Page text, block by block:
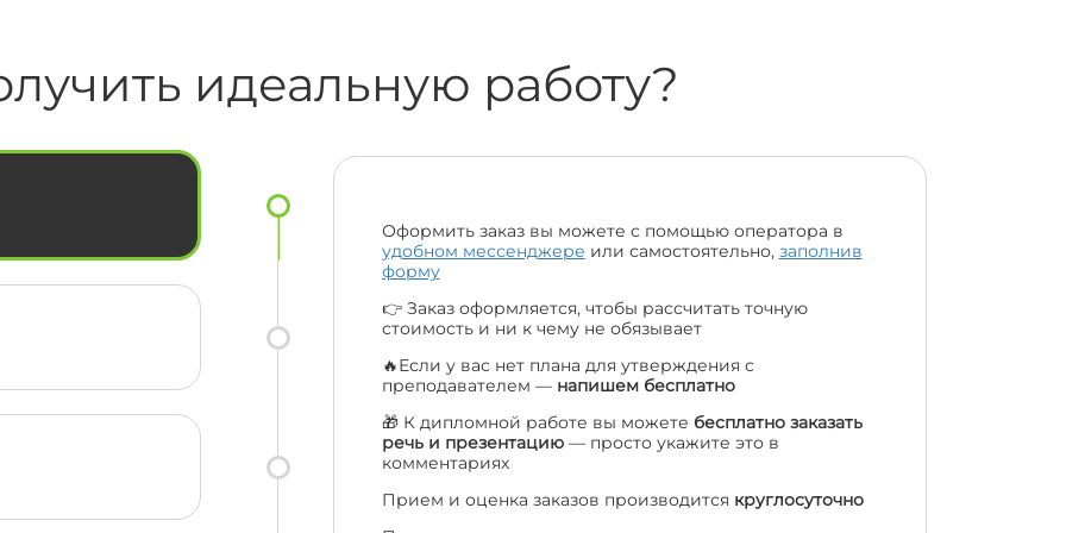
величезна подяка. Ціни порівняно з
іншими взагалі топ. Рекомендую вас
і сама буду звертатися ще. Велике
дякую усій вашій команді 😍🔥
идеальную работу?
Оформить заказ вы можете с помощью оператора в
удобном мессенджере или самостоятельно, заполнив
форму
👉 Заказ оформляется, чтобы рассчитать точную
стоимость и ни к чему не обязывает
🔥Если у вас нет плана для утверждения с
преподавателем — напишем бесплатно
🎁 К дипломной работе вы можете бесплатно заказать
речь и презентацию— просто укажите это в
комментариях
Прием и оценка заказов производится круглосуточно